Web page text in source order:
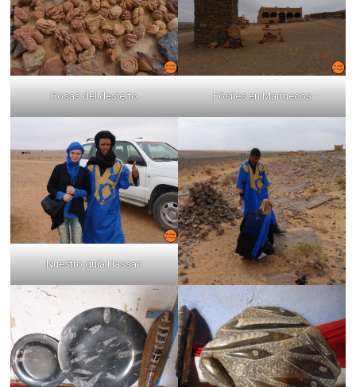
Rosas del desierto Fósiles en Marruecos
Nuestro guía Hassan